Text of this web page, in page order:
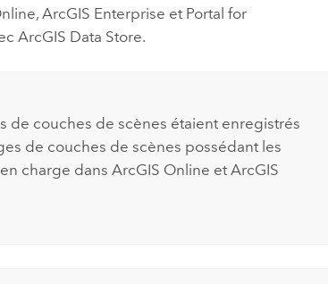
,ArcGIS Enterprise et Portal for
ArcGIS Data Store.
de couches de scènes étaient enregistrés
de couches de scènes possédant les
charge dans ArcGIS Online et ArcGIS